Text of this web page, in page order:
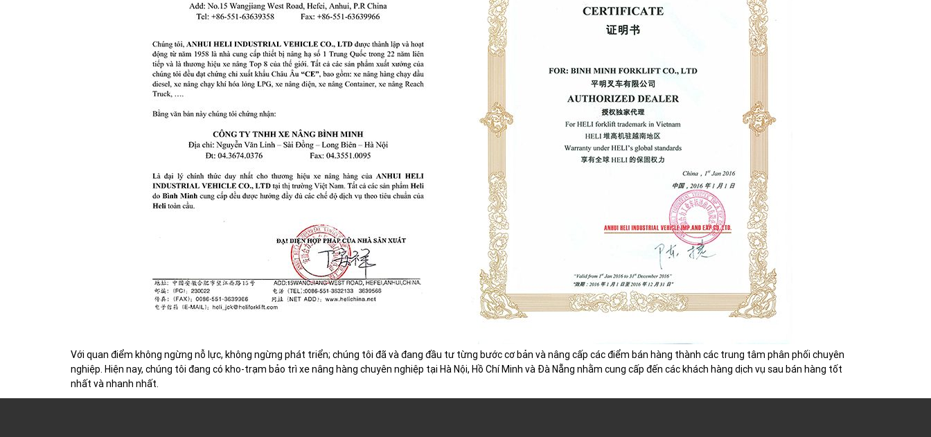
Với quan điểm không ngừng nỗ lực, không ngừng phát triển; chúng tôi đã và đang đầu tư từng bước cơ bản và nâng cấp các điểm bán hàng thành các trung tâm phân phối chuyên
nghiệp. Hiện nay, chúng tôi đang có kho-trạm bảo trì xe nâng hàng chuyên nghiệp tại Hà Nội, Hồ Chí Minh và Đà Nẵng nhằm cung cấp đến các khách hàng dịch vụ sau bán hàng tốt
nhất và nhanh nhất.